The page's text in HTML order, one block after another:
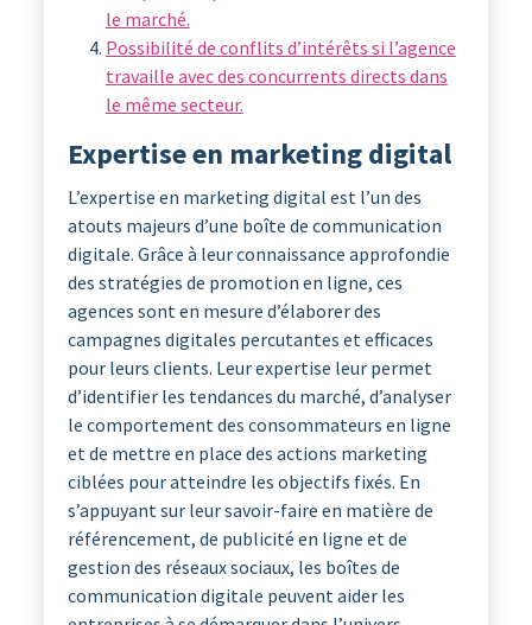
le marché.
Possibilité de conflits d’intérêts si l’agence
travaille avec des concurrents directs dans
le même secteur.
Expertise en marketing digital
L’expertise en marketing digital est l’un des
atouts majeurs d’une boîte de communication
digitale. Grâce à leur connaissance approfondie
des stratégies de promotion en ligne, ces
agences sont en mesure d’élaborer des
campagnes digitales percutantes et efficaces
pour leurs clients. Leur expertise leur permet
d’identifier les tendances du marché, d’analyser
le comportement des consommateurs en ligne
et de mettre en place des actions marketing
ciblées pour atteindre les objectifs fixés. En
s’appuyant sur leur savoir-faire en matière de
référencement, de publicité en ligne et de
gestion des réseaux sociaux, les boîtes de
communication digitale peuvent aider les